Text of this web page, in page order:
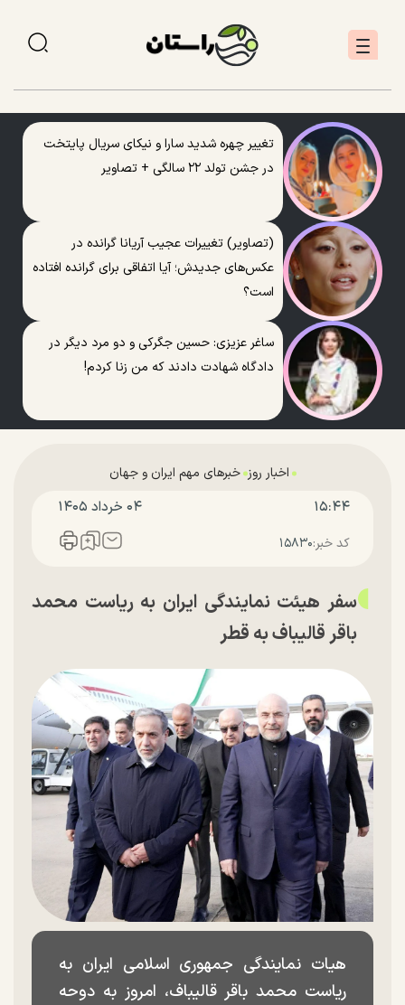
تغییر چهره شدید سارا و نیکای سریال پایتخت
در جشن تولد ۲۲ سالگی + تصاویر
(تصاویر) تغییرات عجیب آریانا گرانده در
عکس‌های جدیدش؛ آیا اتفاقی برای گرانده افتاده
است؟
ساغر عزیزی: حسین جگرکی و دو مرد دیگر در
دادگاه شهادت دادند که من زنا کردم!
اخبار روز خبرهای مهم ایران و جهان
۱۵:۴۴ ۰۴ خرداد ۱۴۰۵
کد خبر:۱۵۸۳۰
سفر هیئت نمایندگی ایران به ریاست محمد
باقر قالیباف به قطر
هیات نمایندگی جمهوری اسلامی ایران به
ریاست محمد باقر قالیباف، امروز به دوحه